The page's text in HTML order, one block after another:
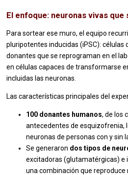
El enfoque: neuronas vivas
Para sortear ese muro, el equipo
pluripotentes inducidas (iPSC): células
donantes que se reprograman en el
en células capaces de transformarse
incluidas las neuronas.
Las características principales del
100 donantes humanos, de los
antecedentes de esquizofrenia,
neuronas de personas con y sin
Se generaron dos tipos de
excitadoras (glutamatérgicas) e
una combinación que reproduce